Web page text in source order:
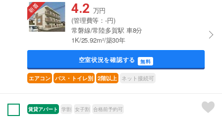
4.2 万円
(管理費等：-円)
常磐線/常陸多賀駅 車8分
1K/25.92m²/築30年
空室状況を確認する 無料
エアコン バス・トイレ別 2階以上 ネット接続可
賃貸アパート 学割 女子割 合格前予約可